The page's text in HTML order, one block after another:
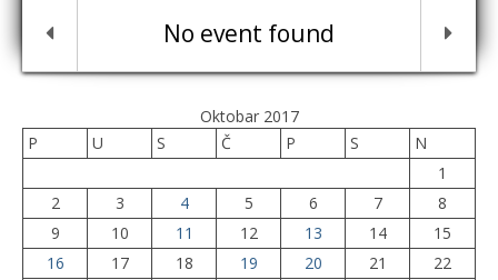
No event found
Oktobar 2017
P
U S Č P S
N
1
2
3 4 5 6 7
8
9
10 11 12 13 14
15
16
17 18 19 20 21
22